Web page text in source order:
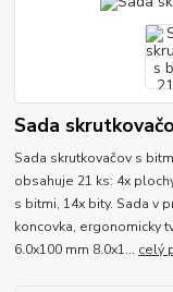
Sada
Sada skrutkovačov s
obsahuje 21 ks: 4x
s bitmi, 14x bity. Sada v
koncovka, ergonomicky
6.0x100 mm 8.0x1... celý